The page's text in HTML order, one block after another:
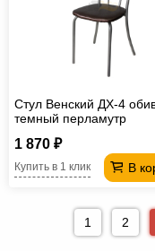
Стул Венский ДХ-4
темный перламутр
1 870 ₽
В
Купить в 1 клик
1 2